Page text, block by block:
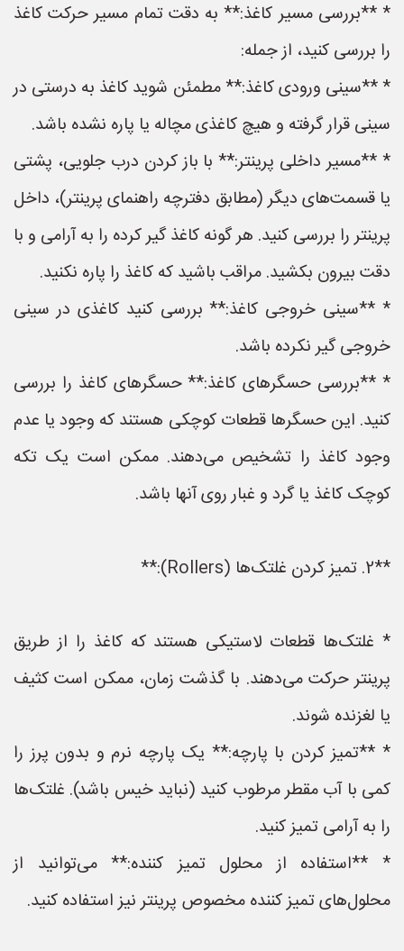
* **بررسی مسیر کاغذ:** به دقت تمام مسیر حرکت کاغذ
را بررسی کنید، از جمله:
* **سینی ورودی کاغذ:** مطمئن شوید کاغذ به درستی در
سینی قرار گرفته و هیچ کاغذی مچاله یا پاره نشده باشد.
* **مسیر داخلی پرینتر:** با باز کردن درب جلویی، پشتی
یا قسمت‌های دیگر (مطابق دفترچه راهنمای پرینتر)، داخل
پرینتر را بررسی کنید. هر گونه کاغذ گیر کرده را به آرامی و با
دقت بیرون بکشید. مراقب باشید که کاغذ را پاره نکنید.
* **سینی خروجی کاغذ:** بررسی کنید کاغذی در سینی
خروجی گیر نکرده باشد.
* **بررسی حسگرهای کاغذ:** حسگرهای کاغذ را بررسی
کنید. این حسگرها قطعات کوچکی هستند که وجود یا عدم
وجود کاغذ را تشخیص می‌دهند. ممکن است یک تکه
کوچک کاغذ یا گرد و غبار روی آنها باشد.
**2. تمیز کردن غلتک‌ها (Rollers):**
* غلتک‌ها قطعات لاستیکی هستند که کاغذ را از طریق
پرینتر حرکت می‌دهند. با گذشت زمان، ممکن است کثیف
یا لغزنده شوند.
* **تمیز کردن با پارچه:** یک پارچه نرم و بدون پرز را
کمی با آب مقطر مرطوب کنید (نباید خیس باشد). غلتک‌ها
را به آرامی تمیز کنید.
* **استفاده از محلول تمیز کننده:** می‌توانید از
محلول‌های تمیز کننده مخصوص پرینتر نیز استفاده کنید.